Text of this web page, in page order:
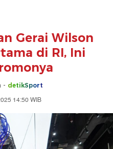
Gerai Wilson
di RI, Ini
- detikSport
14:50 WIB